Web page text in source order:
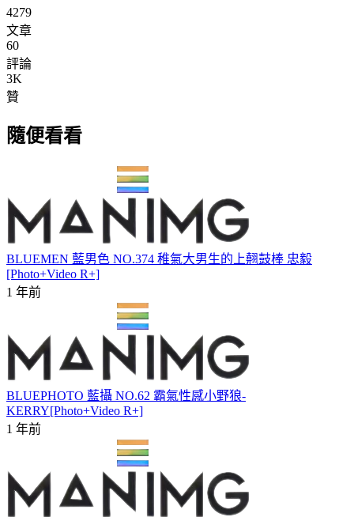
4279
文章
60
評論
3K
贊
隨便看看
BLUEMEN 藍男色 NO.374 稚氣大男生的上翹鼓棒 忠毅
[Photo+Video R+]
1 年前
BLUEPHOTO 藍攝 NO.62 霸氣性感小野狼-
KERRY[Photo+Video R+]
1 年前